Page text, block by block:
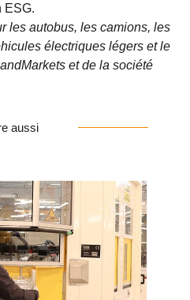
ESG.
les autobus, les camions, les
électriques légers et le
et de la société
aussi